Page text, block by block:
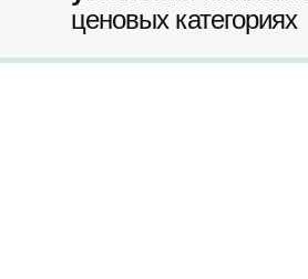
ценовых категориях